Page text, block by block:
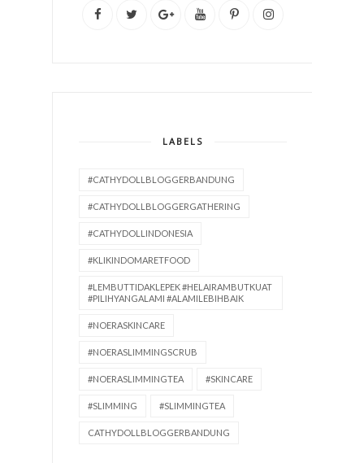
LABELS
#CATHYDOLLBLOGGERBANDUNG
#CATHYDOLLBLOGGERGATHERING
#CATHYDOLLINDONESIA
#KLIKINDOMARETFOOD
#LEMBUTTIDAKLEPEK #HELAIRAMBUTKUAT
#PILIHYANGALAMI #ALAMILEBIHBAIK
#NOERASKINCARE
#NOERASLIMMINGSCRUB
#NOERASLIMMINGTEA #SKINCARE
#SLIMMING #SLIMMINGTEA
CATHYDOLLBLOGGERBANDUNG